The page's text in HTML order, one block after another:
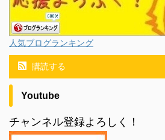
人気ブログランキング
購読する
Youtube
チャンネル登録よろしく！